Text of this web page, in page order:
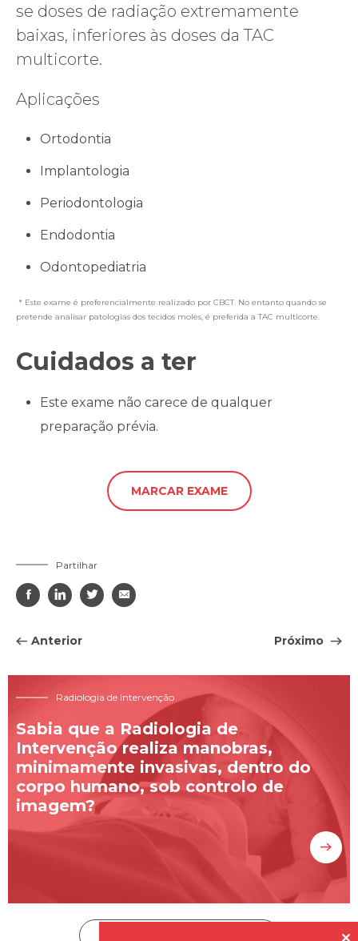

se doses de radiação extremamente
baixas, inferiores às doses da TAC
multicorte.
Aplicações
Ortodontia
Implantologia
Periodontologia
Endodontia
Odontopediatria
* Este exame é preferencialmente realizado por CBCT. No entanto quando se
pretende analisar patologias dos tecidos moles, é preferida a TAC multicorte.
Cuidados a ter
Este exame não carece de qualquer
preparação prévia.
MARCAR EXAME
Partilhar
   
Anterior Próximo
Radiologia de Intervenção
Sabia que a Radiologia de
Intervenção realiza manobras,
minimamente invasivas, dentro do
corpo humano, sob controlo de
imagem?